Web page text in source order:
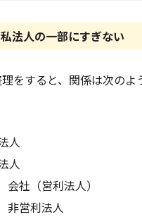
法人の一部にすぎない
をすると、関係は次のよ
人
人
会社（営利法人）
非営利法人